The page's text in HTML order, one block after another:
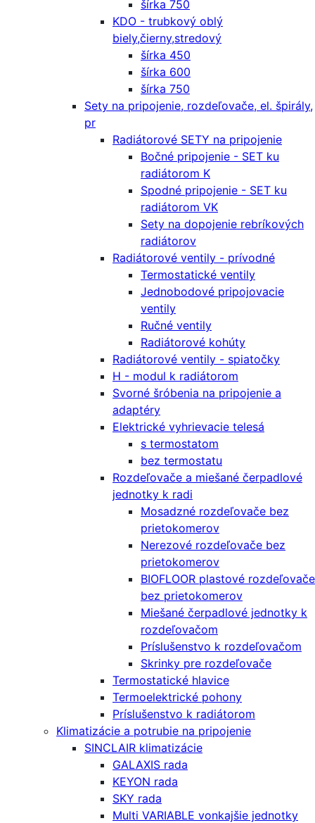
šírka 750
KDO - trubkový oblý
biely,čierny,stredový
šírka 450
šírka 600
šírka 750
Sety na pripojenie, rozdeľovače, el. špirály,
pr
Radiátorové SETY na pripojenie
Bočné pripojenie - SET ku
radiátorom K
Spodné pripojenie - SET ku
radiátorom VK
Sety na dopojenie rebríkových
radiátorov
Radiátorové ventily - prívodné
Termostatické ventily
Jednobodové pripojovacie
ventily
Ručné ventily
Radiátorové kohúty
Radiátorové ventily - spiatočky
H - modul k radiátorom
Svorné šróbenia na pripojenie a
adaptéry
Elektrické vyhrievacie telesá
s termostatom
bez termostatu
Rozdeľovače a miešané čerpadlové
jednotky k radi
Mosadzné rozdeľovače bez
prietokomerov
Nerezové rozdeľovače bez
prietokomerov
BIOFLOOR plastové rozdeľovače
bez prietokomerov
Miešané čerpadlové jednotky k
rozdeľovačom
Príslušenstvo k rozdeľovačom
Skrinky pre rozdeľovače
Termostatické hlavice
Termoelektrické pohony
Príslušenstvo k radiátorom
Klimatizácie a potrubie na pripojenie
SINCLAIR klimatizácie
GALAXIS rada
KEYON rada
SKY rada
Multi VARIABLE vonkajšie jednotky